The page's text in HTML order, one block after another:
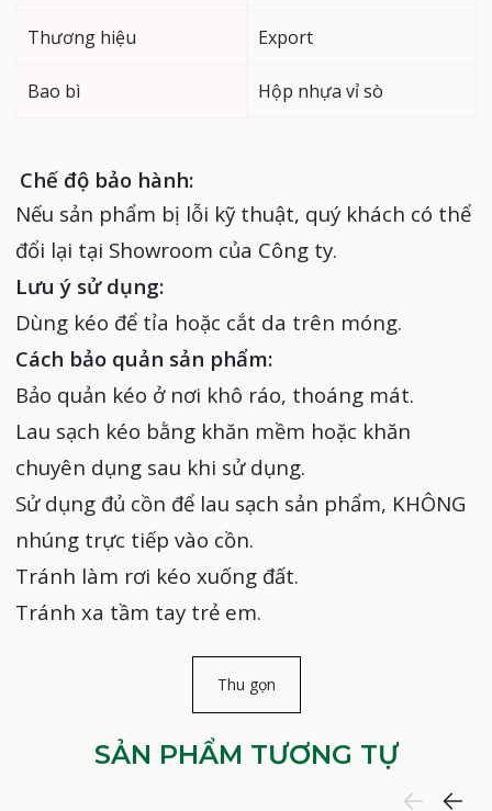
Thương hiệu Export
Bao bì Hộp nhựa vỉ sò
Chế độ bảo hành:
Nếu sản phẩm bị lỗi kỹ thuật, quý khách có thể
đổi lại tại Showroom của Công ty.
Lưu ý sử dụng:
Dùng kéo để tỉa hoặc cắt da trên móng.
Cách bảo quản sản phẩm:
Bảo quản kéo ở nơi khô ráo, thoáng mát.
Lau sạch kéo bằng khăn mềm hoặc khăn
chuyên dụng sau khi sử dụng.
Sử dụng đủ cồn để lau sạch sản phẩm, KHÔNG
nhúng trực tiếp vào cồn.
Tránh làm rơi kéo xuống đất.
Tránh xa tầm tay trẻ em.
Thu gọn
SẢN PHẨM TƯƠNG TỰ